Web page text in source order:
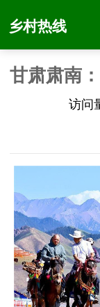
乡村热线
甘肃肃南
访问